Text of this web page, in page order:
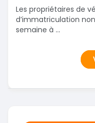
Les propriétaires de
d’immatriculation
semaine à ...